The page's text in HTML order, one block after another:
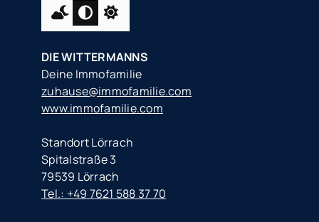
DIE WITTERMANNS
Deine Immofamilie
zuhause@immofamilie.com
www.immofamilie.com
Standort Lörrach
Spitalstraße 3
79539 Lörrach
Tel.: +49 7621 588 37 70